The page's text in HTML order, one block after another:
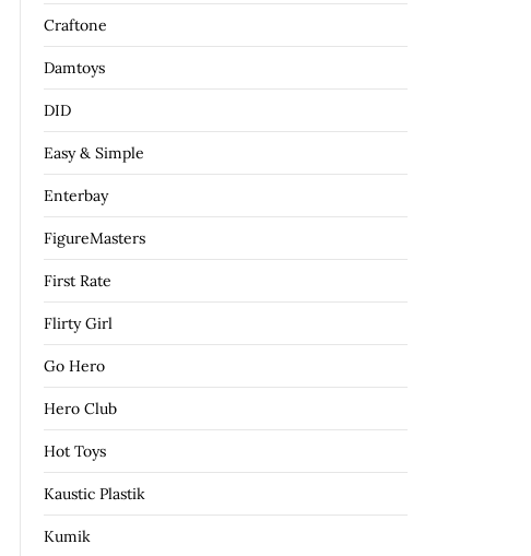
Craftone
Damtoys
DID
Easy & Simple
Enterbay
FigureMasters
First Rate
Flirty Girl
Go Hero
Hero Club
Hot Toys
Kaustic Plastik
Kumik